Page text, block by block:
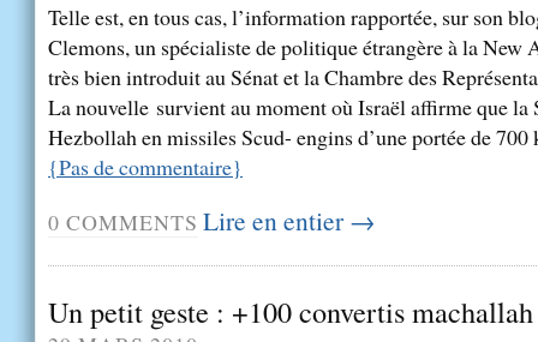
Telle est, en tous cas, l’information rapportée, sur son
Clemons, un spécialiste de politique étrangère à la New
très bien introduit au Sénat et la Chambre des
La nouvelle survient au moment où Israël affirme que la
Hezbollah en missiles Scud- engins d’une portée de
{Pas de commentaire}
0 COMMENTS Lire en entier →
Un petit geste : +100 convertis machallah